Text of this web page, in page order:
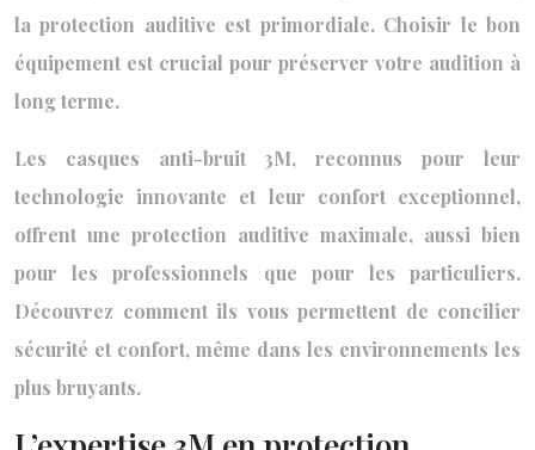
la protection auditive est primordiale. Choisir le bon
équipement est crucial pour préserver votre audition à
long terme.
Les casques anti-bruit 3M, reconnus pour leur
technologie innovante et leur confort exceptionnel,
offrent une protection auditive maximale, aussi bien
pour les professionnels que pour les particuliers.
Découvrez comment ils vous permettent de concilier
sécurité et confort, même dans les environnements les
plus bruyants.